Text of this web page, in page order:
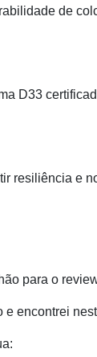
de
D33
resiliência e
para o
e encontrei